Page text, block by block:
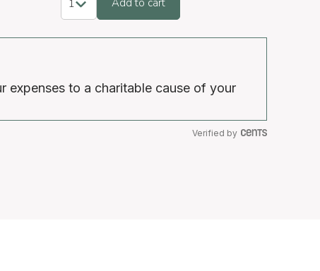
Add to cart
to a charitable cause of your
Verified by